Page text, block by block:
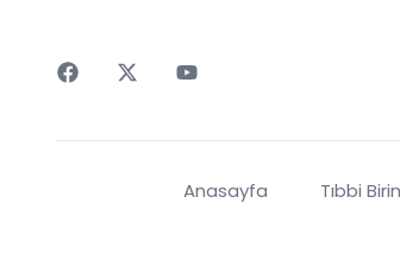
Anasayfa Tıbbi